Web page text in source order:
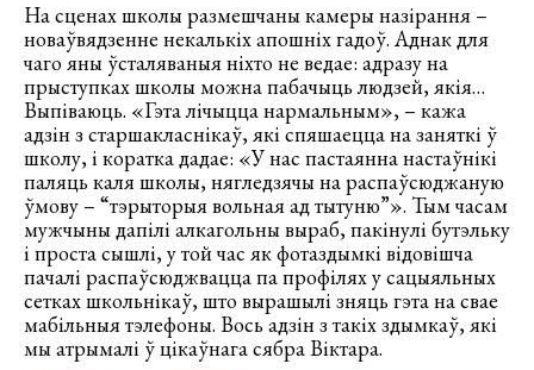
На сценах школы размешчаны камеры назірання –
новаўвядзенне некалькіх апошніх гадоў. Аднак для
чаго яны ўсталяваныя ніхто не ведае: адразу на
прыступках школы можна пабачыць людзей, якія…
Выпіваюць. «Гэта лічыцца нармальным», – кажа
адзін з старшакласнікаў, які спяшаецца на заняткі ў
школу, і коратка дадае: «У нас пастаянна настаўнікі
паляць каля школы, нягледзячы на распаўсюджаную
ўмову – “тэрыторыя вольная ад тытуню”». Тым часам
мужчыны дапілі алкагольны выраб, пакінулі бутэльку
і проста сышлі, у той час як фотаздымкі відовішча
пачалі распаўсюджвацца па профілях у сацыяльных
сетках школьнікаў, што вырашылі зняць гэта на свае
мабільныя тэлефоны. Вось адзін з такіх здымкаў, які
мы атрымалі ў цікаўнага сябра Віктара.